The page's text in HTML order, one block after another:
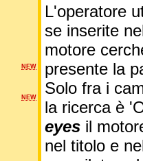
L'operatore
se inserite
motore
presente la
Solo fra i
la ricerca è
eyes il
nel titolo e
NEW
NEW